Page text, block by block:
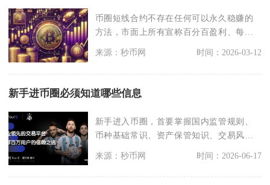
币圈短线合约不存在任何可以永久稳赚的
方法，市面上所有宣称百分百盈利、每日
固定套利、无亏损的
来源：秒币网 时间：2026-03-12
新手进币圈必须知道哪些信息
新手进入币圈，首要掌握国内监管规则、
币种基础常识、资产保管知识、交易风控
来源：秒币网 时间：2026-06-17